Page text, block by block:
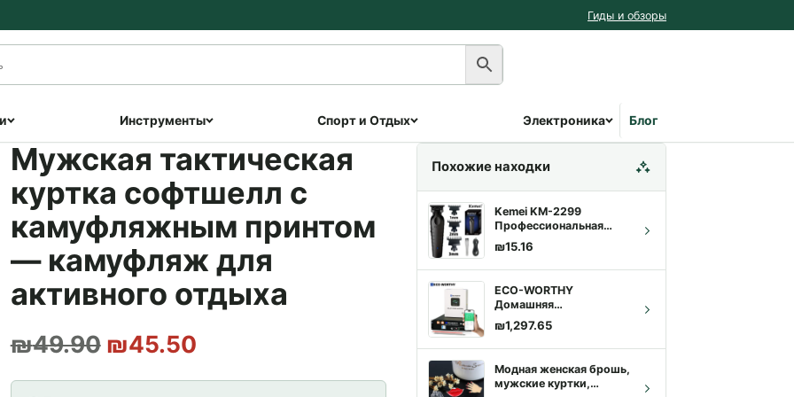
Гиды и обзоры
Инструменты Спорт и Отдых Электроника Блог
Мужская тактическая
куртка софтшелл с
камуфляжным принтом
— камуфляж для
активного отдыха
₪49.90 Первоначальная цена составляла ₪49.90.
₪45.50Текущая цена: ₪45.50.
Похожие находки
Kemei KM-2299
Профессиональная
машинка для стрижки
1200mAh USB |
Доставка по Израилю
₪15.16
ECO-WORTHY
Домашняя
электростанция 48V
100Ah LiFePO4 +
инвертор 5кВт |
₪1,297.65
Модная женская брошь,
мужские куртки,